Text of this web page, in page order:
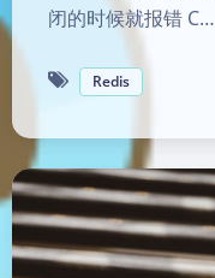
闭的时候就报错 C…
Redis